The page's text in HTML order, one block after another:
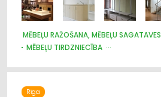
MĒBEĻU RAŽOŠANA, MĒBEĻU SAGATAVES
MĒBEĻU TIRDZNIECĪBA
GALDNIEKU DARBI
KOKAPSTRĀDE
Rīga